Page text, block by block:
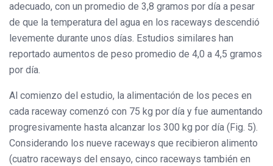
adecuado, con un promedio de 3,8 gramos por día a pesar
de que la temperatura del agua en los raceways descendió
levemente durante unos días. Estudios similares han
reportado aumentos de peso promedio de 4,0 a 4,5 gramos
por día.
Al comienzo del estudio, la alimentación de los peces en
cada raceway comenzó con 75 kg por día y fue aumentando
progresivamente hasta alcanzar los 300 kg por día (Fig. 5).
Considerando los nueve raceways que recibieron alimento
(cuatro raceways del ensayo, cinco raceways también en